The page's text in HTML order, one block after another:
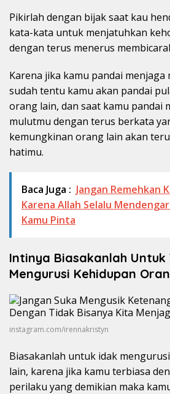
Pikirlah dengan bijak saat kau
kata-kata untuk menjatuhkan
dengan terus menerus
Karena jika kamu pandai menjaga
sudah tentu kamu akan pandai
orang lain, dan saat kamu pandai
mulutmu dengan terus berkata
kemungkinan orang lain akan
hatimu.
Baca Juga : Jangan Remehkan
Karena Allah Selalu
Kamu Pinta
Intinya Biasakanlah Untuk
Mengurusi Kehidupan
instagram.com/irennakristyn
Biasakanlah untuk idak
lain, karena jika kamu terbiasa
perilaku yang demikian maka